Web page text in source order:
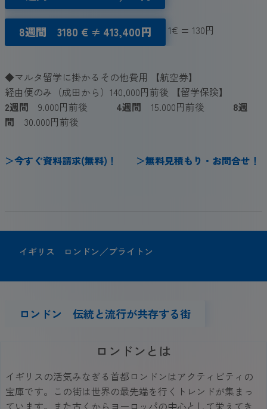
8週間 3180 € ≠ 413,400円 1€ = 130円
◆マルタ留学に掛かるその他費用 【航空券】
経由便のみ（成田から）140,000円前後 【留学保険】
2週間 9.000円前後 4週間 15.000円前後 8週
間 30.000円前後
＞今すぐ資料請求(無料) ！ ＞無料見積もり・お問合せ ！
イギリス ロンドン／ブライトン
ロンドン 伝統と流行が共存する街
ロンドンとは
イギリスの活気みなぎる首都ロンドンはアクティビティの
宝庫です。この街は世界の最先端を行くトレンドが集まっ
ています。また古くからヨーロッパの中心として栄えてき